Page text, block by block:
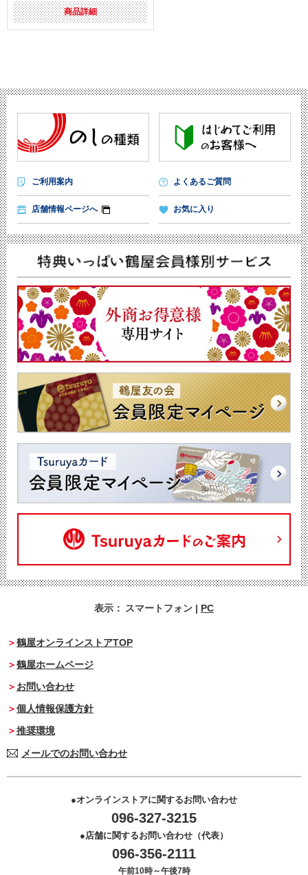
商品詳細
ご利用案内 よくあるご質問
店舗情報ページへ お気に入り
表示： スマートフォン | PC
鶴屋オンラインストアTOP
鶴屋ホームページ
お問い合わせ
個人情報保護方針
推奨環境
メールでのお問い合わせ
オンラインストアに関するお問い合わせ
096-327-3215
店舗に関するお問い合わせ（代表）
096-356-2111
午前10時～午後7時